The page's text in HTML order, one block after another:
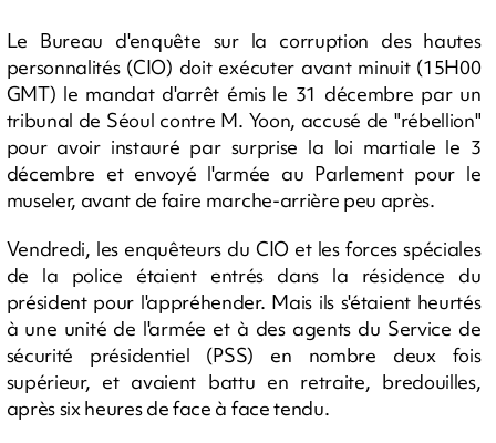
Le Bureau d'enquête sur la corruption des hautes
personnalités (CIO) doit exécuter avant minuit (15H00
GMT) le mandat d'arrêt émis le 31 décembre par un
tribunal de Séoul contre M. Yoon, accusé de "rébellion"
pour avoir instauré par surprise la loi martiale le 3
décembre et envoyé l'armée au Parlement pour le
museler, avant de faire marche-arrière peu après.
Vendredi, les enquêteurs du CIO et les forces spéciales
de la police étaient entrés dans la résidence du
président pour l'appréhender. Mais ils s'étaient heurtés
à une unité de l'armée et à des agents du Service de
sécurité présidentiel (PSS) en nombre deux fois
supérieur, et avaient battu en retraite, bredouilles,
après six heures de face à face tendu.